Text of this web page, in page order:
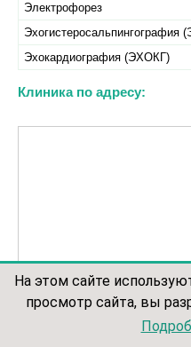
Электрофорез
Эхогистеросальпингография
Эхокардиография (ЭХОКГ)
Клиника по адресу:
На этом сайте
просмотр сайта, вы